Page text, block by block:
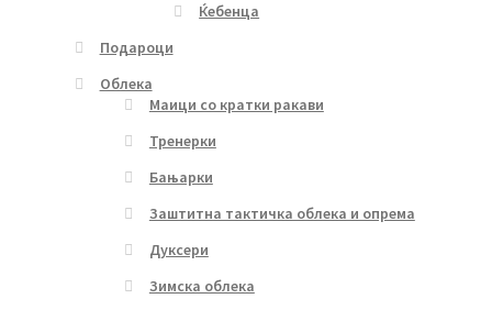
Ќебенца
Подароци
Облека
Маици со кратки ракави
Тренерки
Бањарки
Заштитна тактичка облека и опрема
Дуксери
Зимска облека